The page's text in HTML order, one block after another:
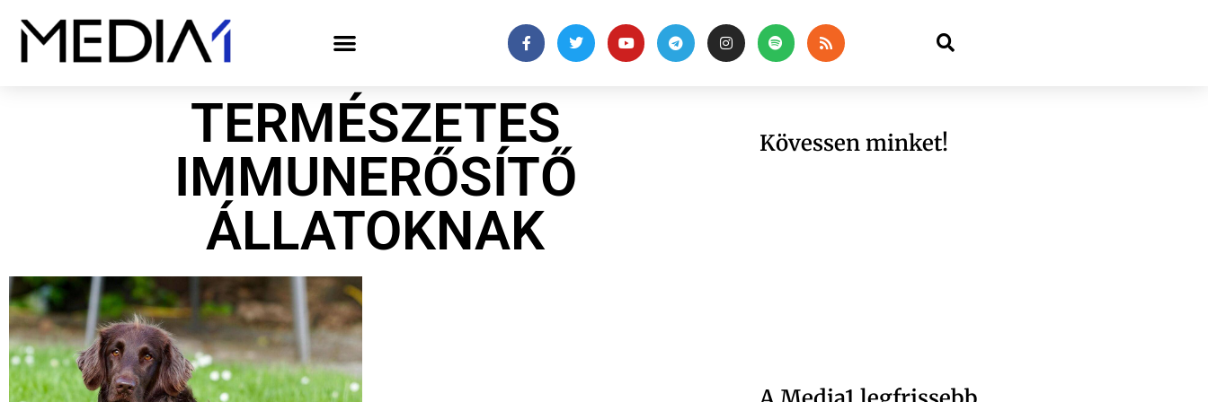
TERMÉSZETES
IMMUNERŐSÍTŐ
ÁLLATOKNAK
Kövessen minket!